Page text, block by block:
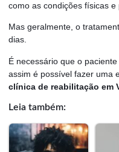
como as condições físicas e
Mas geralmente, o
dias.
É necessário que o
assim é possível fazer uma
clínica de reabilitação em
Leia também: